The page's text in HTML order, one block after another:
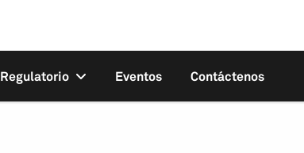
Regulatorio Eventos Contáctenos